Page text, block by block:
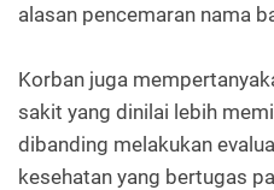
alasan pencemaran nama
Korban juga
sakit yang dinilai lebih
dibanding melakukan
kesehatan yang bertugas